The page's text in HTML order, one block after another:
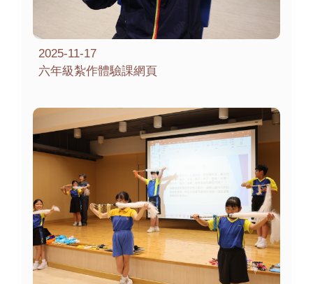
2025-11-17
六年級紮作體驗課網頁